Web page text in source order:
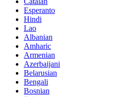
Esperanto
Hindi
Lao
Albanian
Amharic
Armenian
Azerbaijani
Belarusian
Bengali
Bosnian